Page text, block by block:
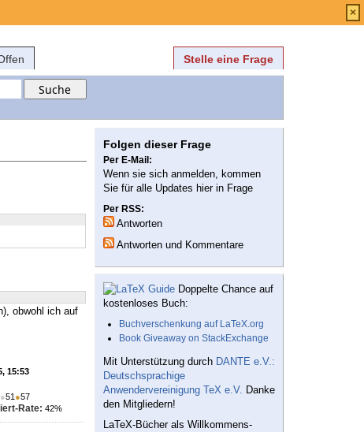
Stelle eine Frage
obwohl ich auf
15:53
●51 ●57
Rate: 42%
Folgen dieser Frage
Per E-Mail:
Wenn sie sich anmelden, kommen
Sie für alle Updates hier in Frage
Per RSS:
Antworten
Antworten und Kommentare
Doppelte Chance auf
kostenloses Buch:
Buchverschenkung auf LaTeX.org
Book Giveaway on StackExchange
Mit Unterstützung durch DANTE e.V.:
Deutschsprachige
Anwendervereinigung TeX e.V. Danke
den Mitgliedern!
LaTeX-Bücher als Willkommens-
×